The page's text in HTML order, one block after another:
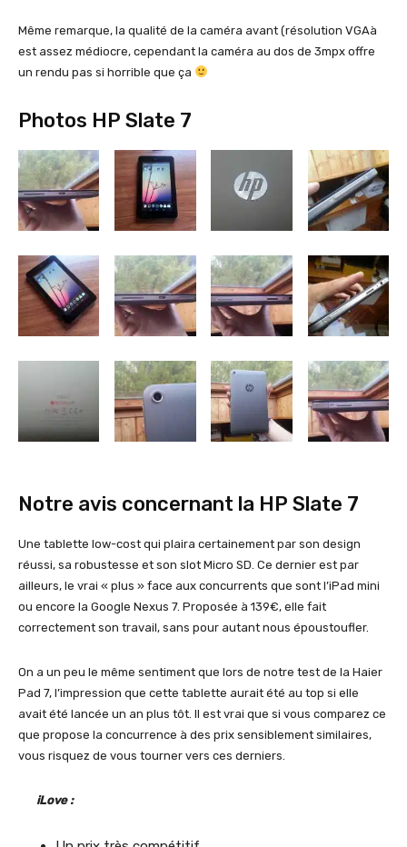
Même remarque, la qualité de la caméra avant (résolution VGAà
est assez médiocre, cependant la caméra au dos de 3mpx offre
un rendu pas si horrible que ça
Photos HP Slate 7
Notre avis concernant la HP Slate 7
Une tablette low-cost qui plaira certainement par son design
réussi, sa robustesse et son slot Micro SD. Ce dernier est par
ailleurs, le vrai « plus » face aux concurrents que sont l’iPad mini
ou encore la Google Nexus 7. Proposée à 139€, elle fait
correctement son travail, sans pour autant nous époustoufler.
On a un peu le même sentiment que lors de notre test de la Haier
Pad 7, l’impression que cette tablette aurait été au top si elle
avait été lancée un an plus tôt. Il est vrai que si vous comparez ce
que propose la concurrence à des prix sensiblement similaires,
vous risquez de vous tourner vers ces derniers.
iLove :